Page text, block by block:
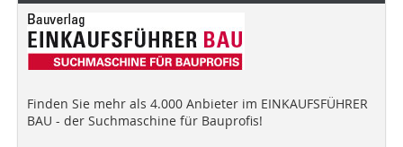
Finden Sie mehr als 4.000 Anbieter im EINKAUFSFÜHRER
BAU - der Suchmaschine für Bauprofis!